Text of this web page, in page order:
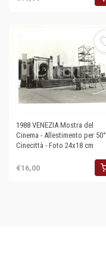
1988 VENEZIA Mostra del
Cinema - Allestimento per 50°
Cinecittà - Foto 24x18 cm
€16,00